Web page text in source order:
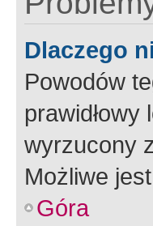
Dlaczego
Powodów
prawidłowy
wyrzucony
Możliwe
Góra